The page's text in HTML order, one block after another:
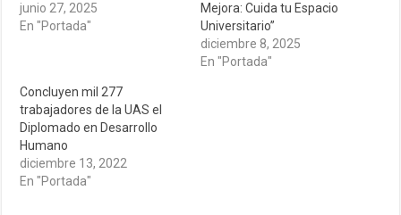
junio 27, 2025
En "Portada"
Mejora: Cuida tu Espacio
Universitario”
diciembre 8, 2025
En "Portada"
Concluyen mil 277
trabajadores de la UAS el
Diplomado en Desarrollo
Humano
diciembre 13, 2022
En "Portada"